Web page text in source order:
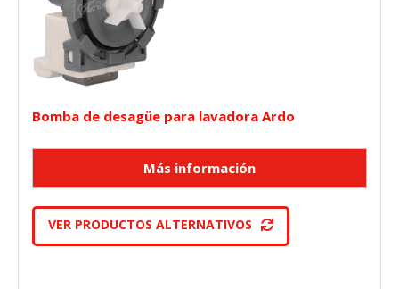
Bomba de desagüe para lavadora Ardo
VER PRODUCTOS ALTERNATIVOS